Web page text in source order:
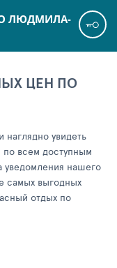
ЛЮДМИЛА-
ЦЕН ПО
наглядно увидеть
всем доступным
уведомления нашего
самых выгодных
отдых по